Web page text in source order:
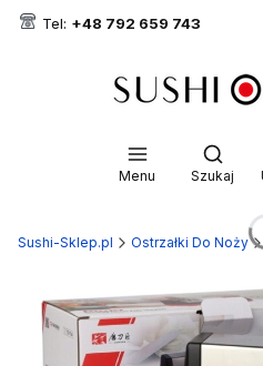
Tel: +48 792 659 743
Menu Szukaj
Sushi-Sklep.pl Ostrzałki Do Noży